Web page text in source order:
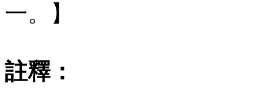
一。】
註釋：